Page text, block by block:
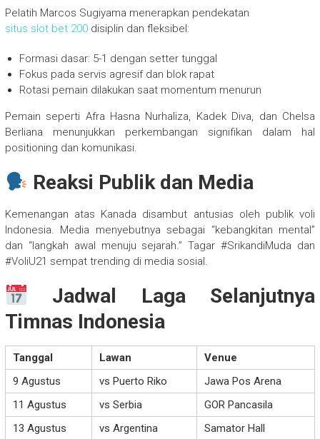
Pelatih Marcos Sugiyama menerapkan pendekatan
situs slot bet 200disiplin dan fleksibel:
Formasi dasar: 5-1 dengan setter tunggal
Fokus pada servis agresif dan blok rapat
Rotasi pemain dilakukan saat momentum menurun
Pemain seperti Afra Hasna Nurhaliza, Kadek Diva, dan Chelsa
Berliana menunjukkan perkembangan signifikan dalam hal
positioning dan komunikasi.
Reaksi Publik dan Media
Kemenangan atas Kanada disambut antusias oleh publik voli
Indonesia. Media menyebutnya sebagai “kebangkitan mental”
dan “langkah awal menuju sejarah.” Tagar #SrikandiMuda dan
#VoliU21 sempat trending di media sosial.
Jadwal Laga Selanjutnya
Timnas Indonesia
Tanggal Lawan
Venue
9 Agustus
vs Puerto Riko
Jawa Pos Arena
11 Agustus
vs Serbia
GOR Pancasila
13 Agustus
vs Argentina Samator Hall